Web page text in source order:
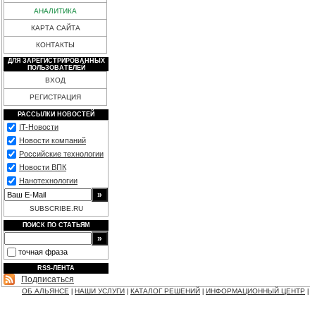
АНАЛИТИКА
КАРТА САЙТА
КОНТАКТЫ
ДЛЯ ЗАРЕГИСТРИРОВАННЫХ
ПОЛЬЗОВАТЕЛЕЙ
ВХОД
РЕГИСТРАЦИЯ
РАССЫЛКИ НОВОСТЕЙ
IT-Новости
Новости компаний
Российские технологии
Новости ВПК
Нанотехнологии
SUBSCRIBE.RU
ПОИСК ПО СТАТЬЯМ
точная фраза
RSS-ЛЕНТА
Подписаться
ОБ АЛЬЯНСЕ НАШИ УСЛУГИ КАТАЛОГ РЕШЕНИЙ ИНФОРМАЦИОННЫЙ ЦЕНТР